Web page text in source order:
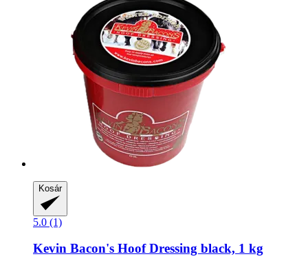
Kosár
5.0 (1)
Kevin Bacon's Hoof Dressing black, 1 kg